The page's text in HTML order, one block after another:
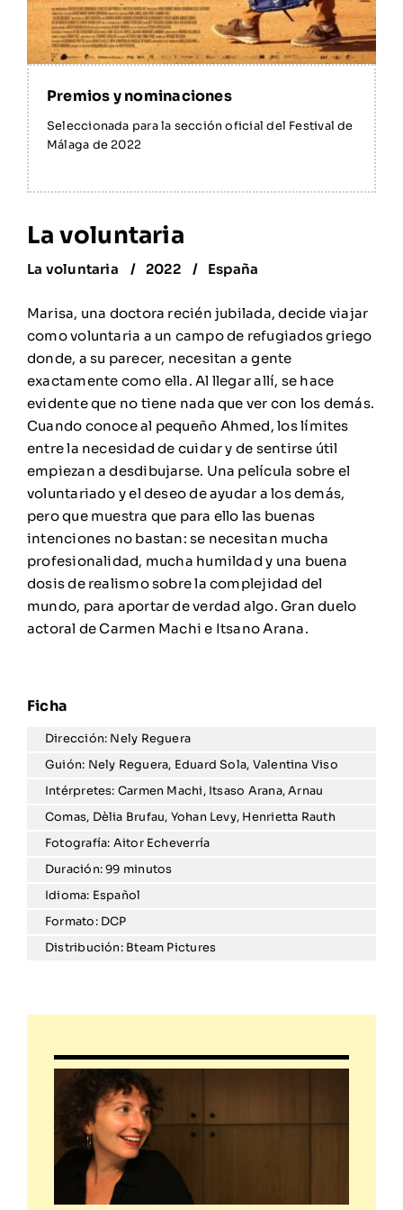
Seleccionada para la sección oficial del Festival de
Málaga de 2022
La voluntaria
La voluntaria 2022 España
Marisa, una doctora recién jubilada, decide viajar
como voluntaria a un campo de refugiados griego
donde, a su parecer, necesitan a gente
exactamente como ella. Al llegar allí, se hace
evidente que no tiene nada que ver con los demás.
Cuando conoce al pequeño Ahmed, los límites
entre la necesidad de cuidar y de sentirse útil
empiezan a desdibujarse. Una película sobre el
voluntariado y el deseo de ayudar a los demás,
pero que muestra que para ello las buenas
intenciones no bastan: se necesitan mucha
profesionalidad, mucha humildad y una buena
dosis de realismo sobre la complejidad del
mundo, para aportar de verdad algo. Gran duelo
actoral de Carmen Machi e Itsano Arana.
Dirección: Nely Reguera
Guión: Nely Reguera, Eduard Sola, Valentina Viso
Intérpretes: Carmen Machi, Itsaso Arana, Arnau
Comas, Dèlia Brufau, Yohan Levy, Henrietta Rauth
Fotografía: Aitor Echeverría
Duración: 99 minutos
Idioma: Español
Formato: DCP
Distribución: Bteam Pictures